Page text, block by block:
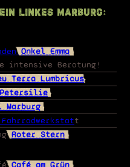
linkes Marburg:
Onkel Emma
intensive Beratung!
Terra Lumbricus
Petersilie
Marburg
t
Roter Stern